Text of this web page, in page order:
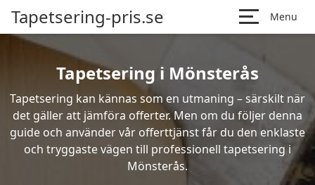
Tapetsering-pris.se Menu
Tapetsering i Mönsterås
Tapetsering kan kännas som en utmaning – särskilt när
det gäller att jämföra offerter. Men om du följer denna
guide och använder vår offerttjänst får du den enklaste
och tryggaste vägen till professionell tapetsering i
Mönsterås.